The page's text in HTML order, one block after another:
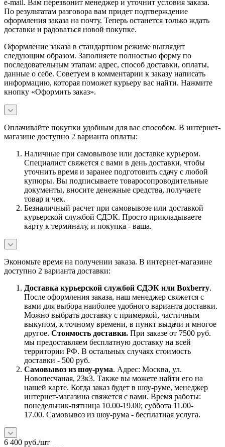
e-mail. Вам перезвонит менеджер и уточнит условия заказа.
По результатам разговора вам придет подтверждение
оформления заказа на почту. Теперь останется только ждать
доставки и радоваться новой покупке.
Оформление заказа в стандартном режиме выглядит
следующим образом. Заполняете полностью форму по
последовательным этапам: адрес, способ доставки, оплаты,
данные о себе. Советуем в комментарии к заказу написать
информацию, которая поможет курьеру вас найти. Нажмите
кнопку «Оформить заказ».
Оплачивайте покупки удобным для вас способом. В интернет-
магазине доступно 2 варианта оплаты:
Наличные при самовывозе или доставке курьером.
Специалист свяжется с вами в день доставки, чтобы
уточнить время и заранее подготовить сдачу с любой
купюры. Вы подписываете товаросопроводительные
документы, вносите денежные средства, получаете
товар и чек.
Безналичный расчет при самовывозе или доставкой
курьерской службой СДЭК. Просто прикладываете
карту к терминалу, и покупка - ваша.
Экономьте время на получении заказа. В интернет-магазине
доступно 2 варианта доставки:
Доставка курьерской службой СДЭК или Boxberry.
После оформления заказа, наш менеджер свяжется с
вами для выбора наиболее удобного варианта доставки.
Можно выбрать доставку с примеркой, частичным
выкупом, к точному времени, в пункт выдачи и многое
другое. Стоимость доставки. При заказе от 7500 руб.
мы предоставляем бесплатную доставку на всей
территории РФ. В остальных случаях стоимость
доставки - 500 руб.
Самовывоз из шоу-рума. Адрес: Москва, ул.
Новопесчаная, 23к3. Также вы можете найти его на
нашей карте. Когда заказ будет в шоу-руме, менеджер
интернет-магазина свяжется с вами. Время работы:
понедельник-пятница 10.00-19.00; суббота 11.00-
17.00. Самовывоз из шоу-рума - бесплатная услуга.
6 400 руб./шт